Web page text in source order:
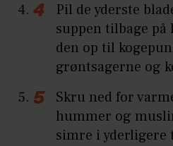
Pil de yderste
suppen tilbage
den op til
grøntsagerne og
Skru ned for
hummer og
simre i yderligere